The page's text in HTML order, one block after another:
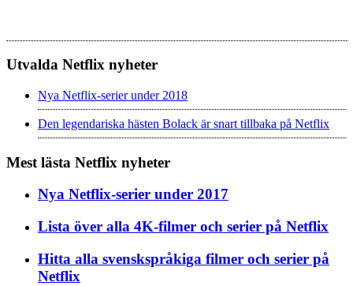
Utvalda Netflix nyheter
Nya Netflix-serier under 2018
Den legendariska hästen Bolack är snart tillbaka på Netflix
Mest lästa Netflix nyheter
Nya Netflix-serier under 2017
Lista över alla 4K-filmer och serier på Netflix
Hitta alla svenskspråkiga filmer och serier på
Netflix